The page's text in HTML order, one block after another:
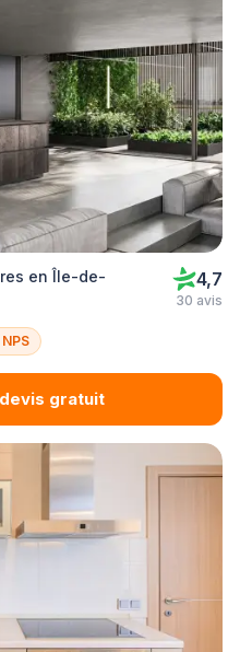
en Île-de-
4,7
30 avis
gratuit